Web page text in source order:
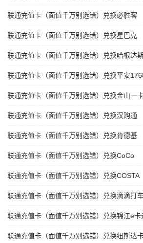
联通充值卡（面值千万别选错）兑换必胜客
联通充值卡（面值千万别选错）兑换星巴克
联通充值卡（面值千万别选错）兑换哈根达
联通充值卡（面值千万别选错）兑换平安
联通充值卡（面值千万别选错）兑换金山一
联通充值卡（面值千万别选错）兑换汉购通
联通充值卡（面值千万别选错）兑换肯德基
联通充值卡（面值千万别选错）兑换CoCo
联通充值卡（面值千万别选错）兑换COSTA
联通充值卡（面值千万别选错）兑换滴滴打
联通充值卡（面值千万别选错）兑换锦江e
联通充值卡（面值千万别选错）兑换纽斯达